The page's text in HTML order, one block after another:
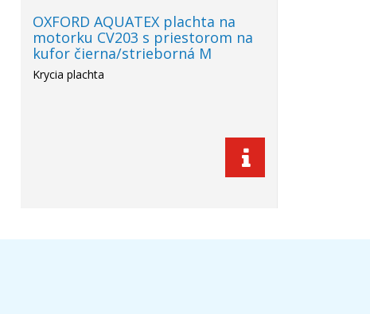
OXFORD AQUATEX plachta na
motorku CV203 s priestorom na
kufor čierna/strieborná M
Krycia plachta